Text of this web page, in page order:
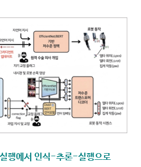
행에서 인식-추론-실행으로